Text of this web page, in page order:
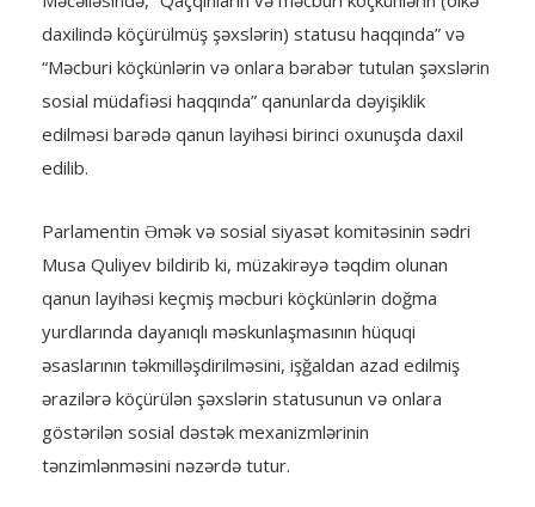
daxilində köçürülmüş şəxslərin) statusu haqqında” və
“Məcburi köçkünlərin və onlara bərabər tutulan şəxslərin
sosial müdafiəsi haqqında” qanunlarda dəyişiklik
edilməsi barədə qanun layihəsi birinci oxunuşda daxil
edilib.
Parlamentin Əmək və sosial siyasət komitəsinin sədri
Musa Quliyev bildirib ki, müzakirəyə təqdim olunan
qanun layihəsi keçmiş məcburi köçkünlərin doğma
yurdlarında dayanıqlı məskunlaşmasının hüquqi
əsaslarının təkmilləşdirilməsini, işğaldan azad edilmiş
ərazilərə köçürülən şəxslərin statusunun və onlara
göstərilən sosial dəstək mexanizmlərinin
tənzimlənməsini nəzərdə tutur.